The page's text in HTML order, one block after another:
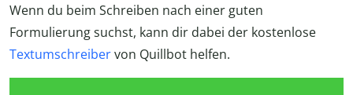
Wenn du beim Schreiben nach einer guten
Formulierung suchst, kann dir dabei der kostenlose
Textumschreibervon Quillbot helfen.